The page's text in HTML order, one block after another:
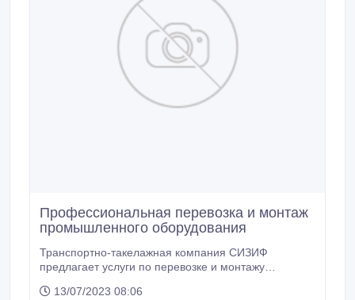
Профессиональная перевозка и монтаж
промышленного оборудования
Транспортно-такелажная компания СИЗИФ
предлагает услуги по перевозке и монтажу
специалистов - большой опыт и профессиональный
13/07/2023 08:06